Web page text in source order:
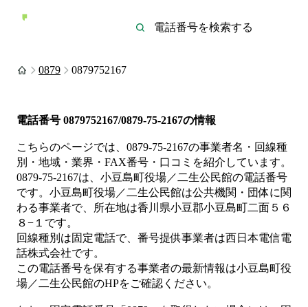
0879 0879752167
電話番号 0879752167/0879-75-2167の情報
こちらのページでは、 0879-75-2167の事業者名・回線種
別・地域・業界・FAX番号・口コミを紹介しています。
0879-75-2167は、 小豆島町役場／二生公民館の電話番号
です。 小豆島町役場／二生公民館は公共機関・団体に関
わる事業者で、所在地は香川県小豆郡小豆島町二面５６
８−１ です。
回線種別は固定電話で、番号提供事業者は西日本電信電
話株式会社です。
この電話番号を保有する事業者の最新情報は小豆島町役
場／二生公民館のHPをご確認ください。